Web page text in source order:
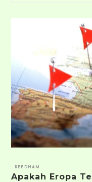
REEDHAM
Apakah Eropa